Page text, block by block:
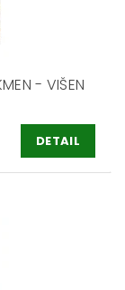
- VIŠEN
DETAIL